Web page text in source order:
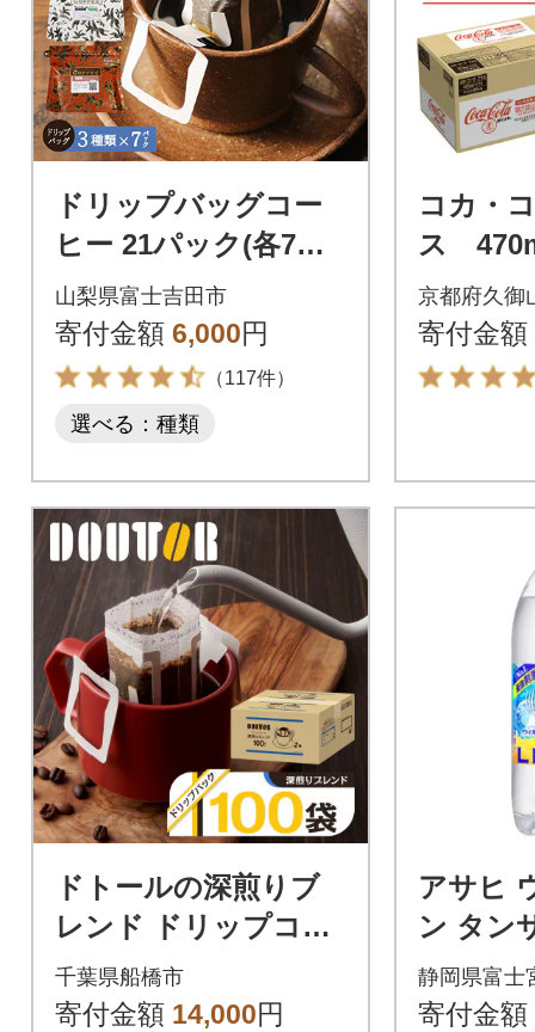
ドリップバッグコー
ヒー 21パック(各7パ
ック×3種) 飲み比べ珈
琲セット 富士山麓ぶ
れんど
山梨県富士吉田市
寄付金額 6,000円
（117件）
選べる：種類
コカ・
ス
京都府久御
寄付金額
ドトールの深煎りブ
レンド ドリップコー
ヒー 100袋 ドリップ
バックコーヒー
千葉県船橋市
寄付金額 14,000円
アサヒ
ン タン
炭酸水
静岡県富士
寄付金額